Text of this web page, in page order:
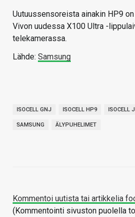
Uutuussensoreista ainakin HP9
Vivon uudessa X100 Ultra -
telekamerassa.
Lähde: Samsung
ISOCELL GNJ ISOCELL HP9 ISOCELL
SAMSUNG ÄLYPUHELIMET
Kommentoi uutista tai artikkelia
(Kommentointi sivuston puolella